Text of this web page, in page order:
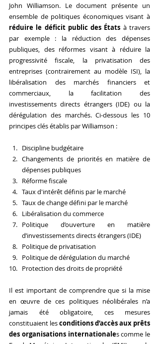
John Williamson. Le document présente un
réduire le déficit public des États à travers
par exemple : la réduction des dépenses
publiques, des réformes visant à réduire la
progressivité fiscale, la privatisation des
entreprises (contrairement au modèle ISI), la
libéralisation des marchés financiers et
commerciaux, la facilitation des
investissements directs étrangers (IDE) ou la
dérégulation des marchés. Ci-dessous les 10
principes clés établis par Williamson :
Discipline budgétaire
Changements de priorités en matière de
dépenses publiques
Réforme fiscale
Taux d'intérêt définis par le marché
Taux de change défini par le marché
Libéralisation du commerce
Politique d’ouverture en matière
d’investissements directs étrangers (IDE)
Politique de privatisation
Politique de dérégulation du marché
Protection des droits de propriété
Il est important de comprendre que si la mise
en œuvre de ces politiques néolibérales n’a
jamais été obligatoire, ces mesures
constituaient les conditions d’accès aux prêts
des organisations internationales comme le